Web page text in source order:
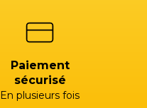
Paiement
sécurisé
En plusieurs fois